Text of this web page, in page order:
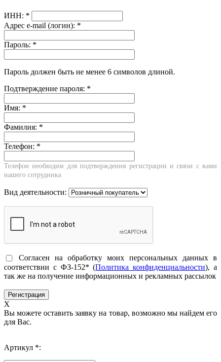
ИНН: *
Адрес e-mail (логин): *
Пароль: *
Пароль должен быть не менее 6 символов длиной.
Подтверждение пароля: *
Имя: *
Фамилия: *
Телефон: *
Телефон необходим для подтверждения регистрации и связи с вами
нашего сотрудника
Вид деятельности:
Согласен на обработку моих персональных данных в
соответствии с ФЗ-152* (Политика конфиденциальности), а
так же на получение информационных и рекламных рассылок
X
Вы можете оставить заявку на товар, возможно мы найдем его
для Вас.
Артикул *: